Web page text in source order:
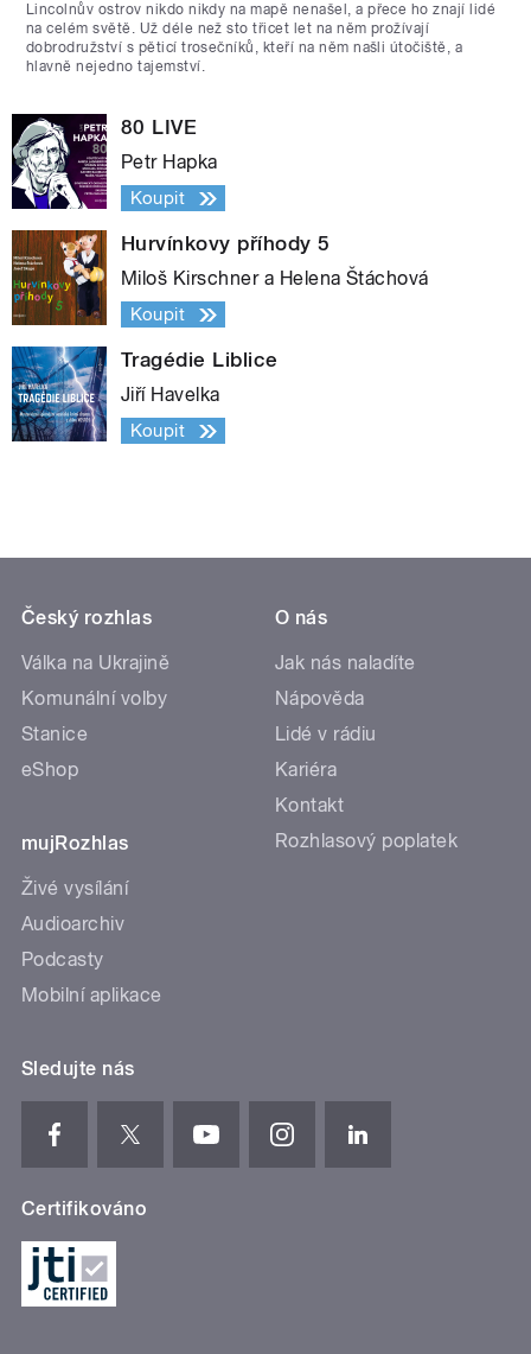
Lincolnův ostrov nikdo nikdy na mapě nenašel, a přece ho znají lidé
na celém světě. Už déle než sto třicet let na něm prožívají
dobrodružství s pěticí trosečníků, kteří na něm našli útočiště, a
hlavně nejedno tajemství.
80 LIVE
Petr Hapka
Koupit
Hurvínkovy příhody 5
Miloš Kirschner a Helena Štáchová
Koupit
Tragédie Liblice
Jiří Havelka
Koupit
Český rozhlas
Válka na Ukrajině
Komunální volby
Stanice
eShop
mujRozhlas
Živé vysílání
Audioarchiv
Podcasty
Mobilní aplikace
O nás
Jak nás naladíte
Nápověda
Lidé v rádiu
Kariéra
Kontakt
Rozhlasový poplatek
Sledujte nás
Certifikováno